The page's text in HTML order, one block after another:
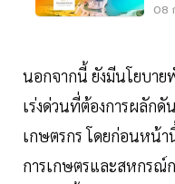
08
นอกจากนี้ ยังมีนโยบาย
เร่งด่วนที่ต้องการผลัก
เกษตรกร โดยก่อนหน้า
การเกษตรและสหกรณ์